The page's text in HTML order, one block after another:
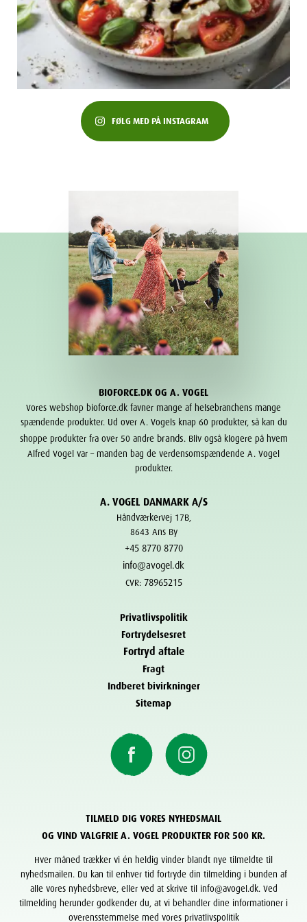
FØLG MED PÅ INSTAGRAM
BIOFORCE.DK OG A. VOGEL
Vores webshop bioforce.dk favner mange af helsebranchens mange
spændende produkter. Ud over A. Vogels knap 60 produkter, så kan du
shoppe produkter fra over 50 andre brands. Bliv også klogere på hvem
Alfred Vogel var – manden bag de verdensomspændende A. Vogel
produkter.
A. VOGEL DANMARK A/S
Håndværkervej 17B,
8643 Ans By
+45 8770 8770
info@avogel.dk
CVR: 78965215
Privatlivspolitik
Fortrydelsesret
Fortryd aftale
Fragt
Indberet bivirkninger
Sitemap
TILMELD DIG VORES NYHEDSMAIL
OG VIND VALGFRIE A. VOGEL PRODUKTER FOR 500 KR.
Hver måned trækker vi én heldig vinder blandt nye tilmeldte til
nyhedsmailen. Du kan til enhver tid fortryde din tilmelding i bunden af
alle vores nyhedsbreve, eller ved at skrive til info@avogel.dk. Ved
tilmelding herunder godkender du, at vi behandler dine informationer i
overensstemmelse med vores privatlivspolitik